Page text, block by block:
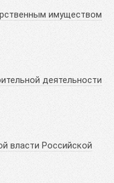
имуществом
деятельности
власти Российской